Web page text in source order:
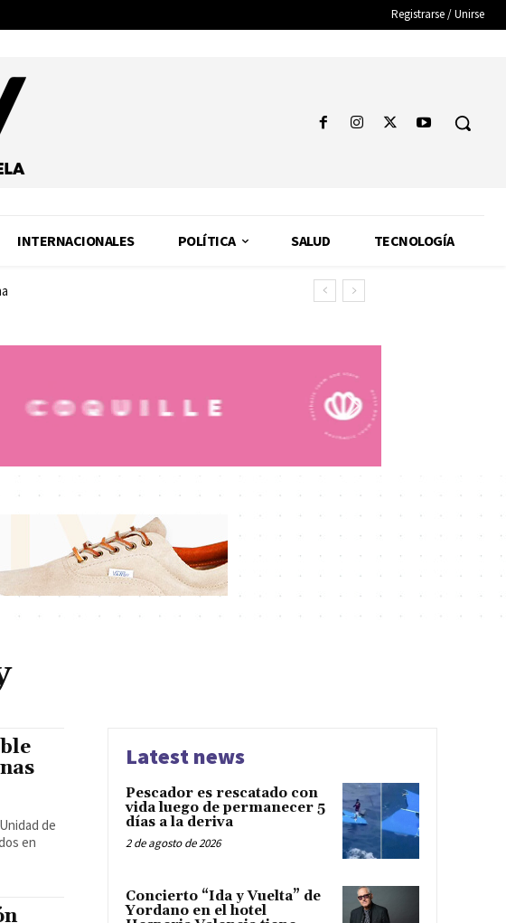
Registrarse / Unirse
INTERNACIONALES POLÍTICA SALUD TECNOLOGÍA
de
en
Latest news
Pescador es rescatado con
vida luego de permanecer 5
días a la deriva
2 de agosto de 2026
Concierto “Ida y Vuelta” de
Yordano en el hotel